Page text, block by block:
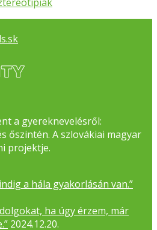
a gyereknevelésről:
őszintén. A szlovákiai magyar
projektje.
a hála gyakorlásán van.”
ha úgy érzem, már
2024.12.20.